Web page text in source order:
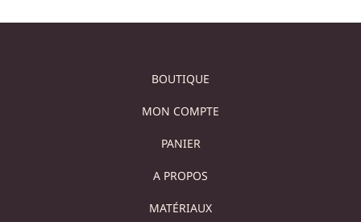
BOUTIQUE
MON COMPTE
PANIER
A PROPOS
MATÉRIAUX